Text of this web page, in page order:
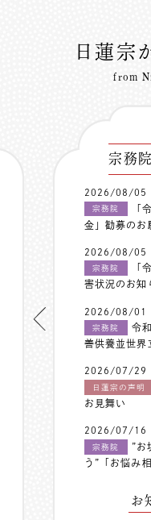
日蓮宗
from
宗務院
2026/08/05
宗務院
「
金」勧募のお
2026/08/05
宗務院
「
害状況のお知
2026/08/01
宗務院
令
善供養並世界
2026/07/29
日蓮宗の声明
お見舞い
2026/07/16
宗務院
”お
う”「お悩み
お